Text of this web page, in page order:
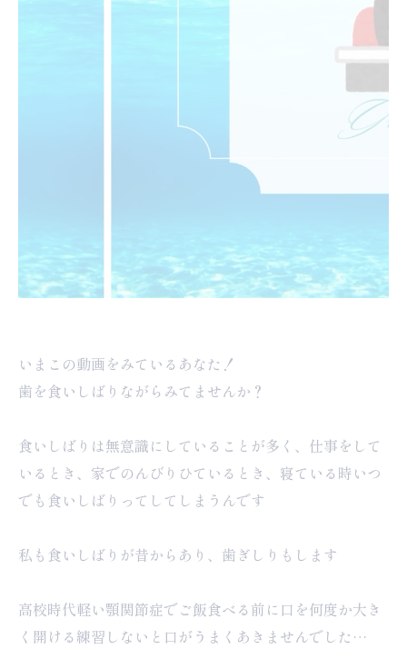
いまこの動画をみているあなた！
歯を食いしばりながらみてませんか？
食いしばりは無意識にしていることが多く、仕事をして
いるとき、家でのんびりひているとき、寝ている時いつ
でも食いしばりってしてしまうんです
私も食いしばりが昔からあり、歯ぎしりもします
高校時代軽い顎関節症でご飯食べる前に口を何度か大き
く開ける練習しないと口がうまくあきませんでした…